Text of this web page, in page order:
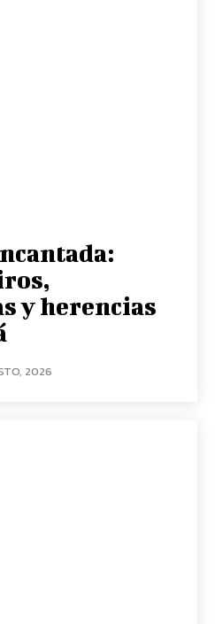
y herencias
2026